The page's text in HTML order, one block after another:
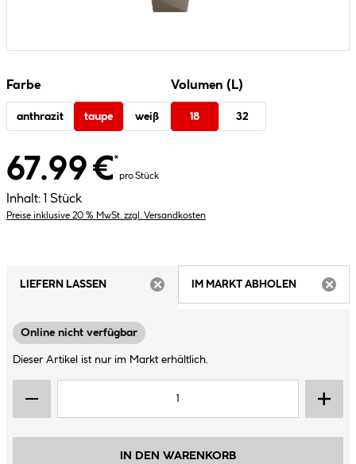
Farbe
anthrazit taupe weiß
Volumen (L)
18 32
67.99 €*
pro Stück
Inhalt: 1 Stück
Preise inklusive 20 % MwSt. zzgl. Versandkosten
LIEFERN LASSEN
IM MARKT ABHOLEN
Online nicht verfügbar
Dieser Artikel ist nur im Markt erhältlich.
IN DEN WARENKORB